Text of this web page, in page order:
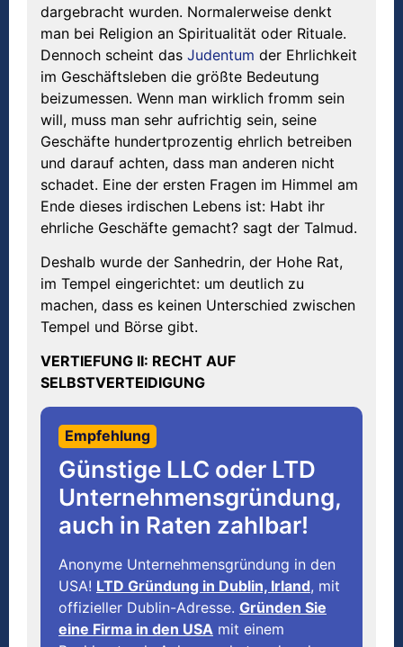
dargebracht wurden. Normalerweise denkt
man bei Religion an Spiritualität oder Rituale.
Dennoch scheint das Judentum der Ehrlichkeit
im Geschäftsleben die größte Bedeutung
beizumessen. Wenn man wirklich fromm sein
will, muss man sehr aufrichtig sein, seine
Geschäfte hundertprozentig ehrlich betreiben
und darauf achten, dass man anderen nicht
schadet. Eine der ersten Fragen im Himmel am
Ende dieses irdischen Lebens ist: Habt ihr
ehrliche Geschäfte gemacht? sagt der Talmud.
Deshalb wurde der Sanhedrin, der Hohe Rat,
im Tempel eingerichtet: um deutlich zu
machen, dass es keinen Unterschied zwischen
Tempel und Börse gibt.
VERTIEFUNG II: RECHT AUF
SELBSTVERTEIDIGUNG
Empfehlung
Günstige LLC oder LTD
Unternehmensgründung,
auch in Raten zahlbar!
Anonyme Unternehmensgründung in den
USA! LTD Gründung in Dublin, Irland, mit
offizieller Dublin-Adresse. Gründen Sie
eine Firma in den USA mit einem